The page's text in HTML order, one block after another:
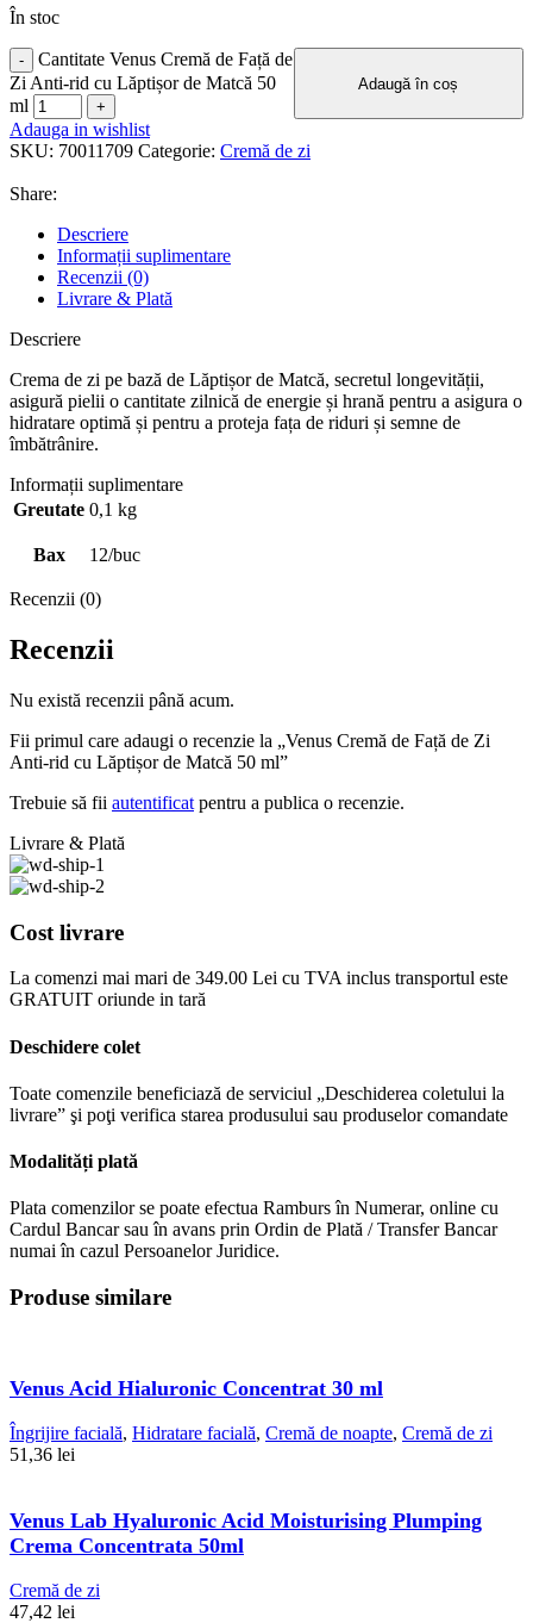
În stoc
Cantitate Venus Cremă de Față de
Zi Anti-rid cu Lăptișor de Matcă 50
ml
Adaugă în coș
Adauga in wishlist
SKU: 70011709 Categorie: Cremă de zi
Share:
Descriere
Informații suplimentare
Recenzii (0)
Livrare & Plată
Descriere
Crema de zi pe bază de Lăptișor de Matcă, secretul longevității,
asigură pielii o cantitate zilnică de energie și hrană pentru a asigura o
hidratare optimă și pentru a proteja fața de riduri și semne de
îmbătrânire.
Informații suplimentare
Greutate 0,1 kg
Bax 12/buc
Recenzii (0)
Recenzii
Nu există recenzii până acum.
Fii primul care adaugi o recenzie la „Venus Cremă de Față de Zi
Anti-rid cu Lăptișor de Matcă 50 ml”
Trebuie să fii autentificat pentru a publica o recenzie.
Livrare & Plată
Cost livrare
La comenzi mai mari de 349.00 Lei cu TVA inclus transportul este
GRATUIT oriunde in tară
Deschidere colet
Toate comenzile beneficiază de serviciul „Deschiderea coletului la
livrare” şi poţi verifica starea produsului sau produselor comandate
Modalități plată
Plata comenzilor se poate efectua Ramburs în Numerar, online cu
Cardul Bancar sau în avans prin Ordin de Plată / Transfer Bancar
numai în cazul Persoanelor Juridice.
Produse similare
Venus Acid Hialuronic Concentrat 30 ml
Îngrijire facială, Hidratare facială, Cremă de noapte, Cremă de zi
51,36 lei
Venus Lab Hyaluronic Acid Moisturising Plumping
Crema Concentrata 50ml
Cremă de zi
47,42 lei